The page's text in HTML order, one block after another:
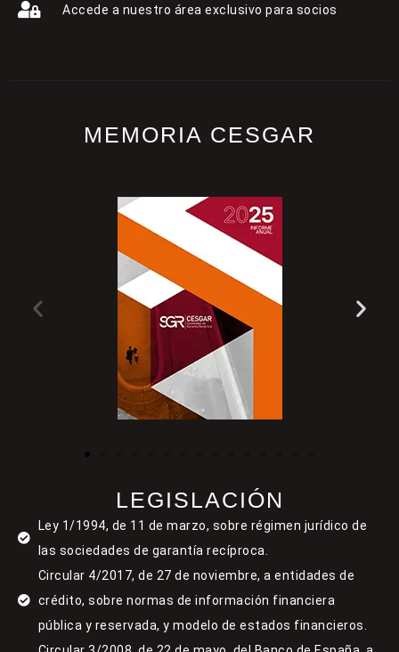
Accede a nuestro área exclusivo para socios
MEMORIA CESGAR
LEGISLACIÓN
Ley 1/1994, de 11 de marzo, sobre régimen jurídico de
las sociedades de garantía recíproca.
Circular 4/2017, de 27 de noviembre, a entidades de
crédito, sobre normas de información financiera
pública y reservada, y modelo de estados financieros.